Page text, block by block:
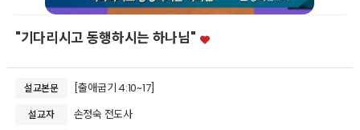
"기다리시고 동행하시는 하나님"
설교본문 [출애굽기 4:10~17]
설교자 손정숙 전도사